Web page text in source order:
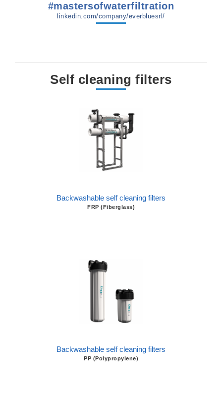
#mastersofwaterfiltration
linkedin.com/company/everbluesrl/
Self cleaning filters
Backwashable self cleaning filters
FRP (Fiberglass)
Backwashable self cleaning filters
PP (Polypropylene)